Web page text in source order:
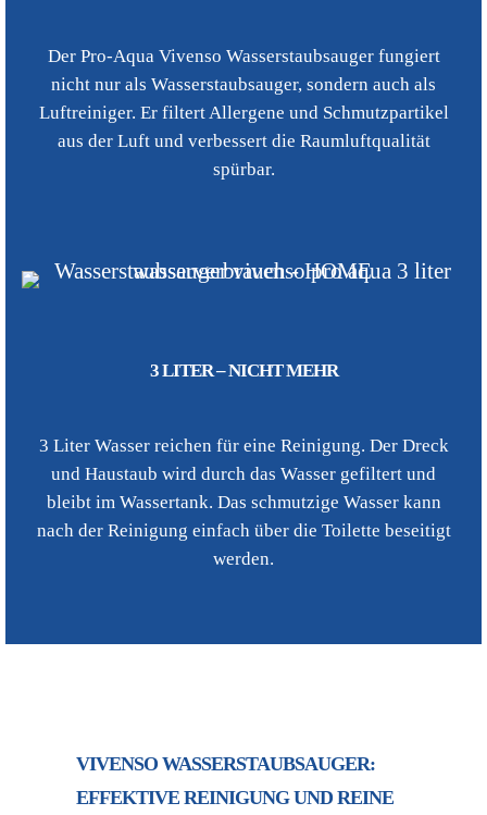
Der Pro-Aqua Vivenso Wasserstaubsauger fungiert
nicht nur als Wasserstaubsauger, sondern auch als
Luftreiniger. Er filtert Allergene und Schmutzpartikel
aus der Luft und verbessert die Raumluftqualität
spürbar.
3 LITER – NICHT MEHR
3 Liter Wasser reichen für eine Reinigung. Der Dreck
und Haustaub wird durch das Wasser gefiltert und
bleibt im Wassertank. Das schmutzige Wasser kann
nach der Reinigung einfach über die Toilette beseitigt
werden.
VIVENSO WASSERSTAUBSAUGER:
EFFEKTIVE REINIGUNG UND REINE